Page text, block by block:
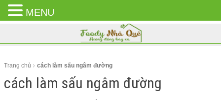
CLOSE
MENU
Trang chủ cách làm sấu ngâm đường
cách làm sấu ngâm đường
MENU